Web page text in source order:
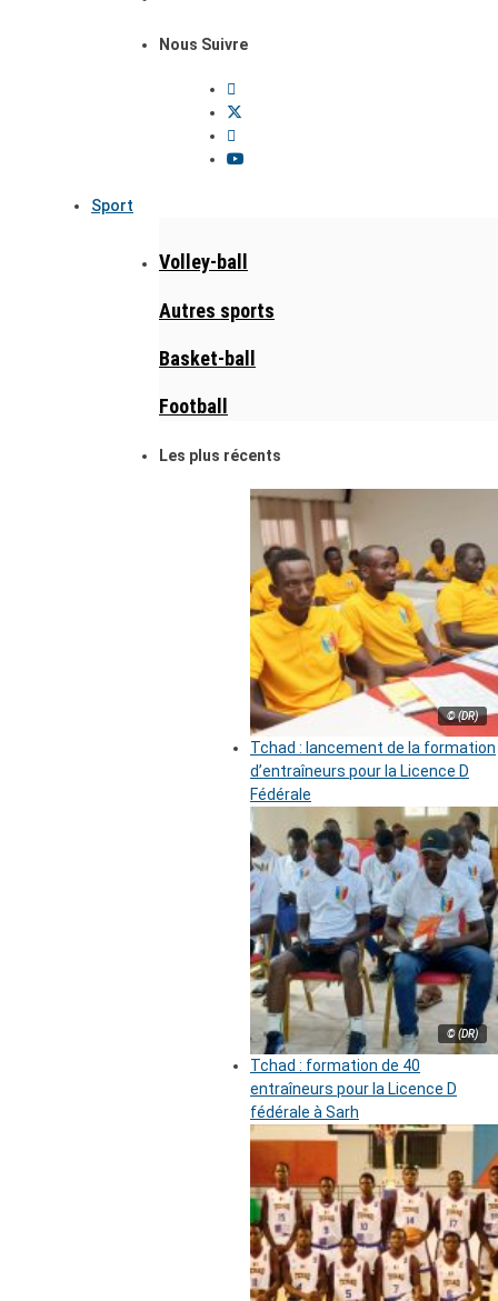
Nous Suivre
Sport
Volley-ball
Autres sports
Basket-ball
Football
Les plus récents
© (DR)
Tchad : lancement de la formation
d’entraîneurs pour la Licence D
Fédérale
© (DR)
Tchad : formation de 40
entraîneurs pour la Licence D
fédérale à Sarh